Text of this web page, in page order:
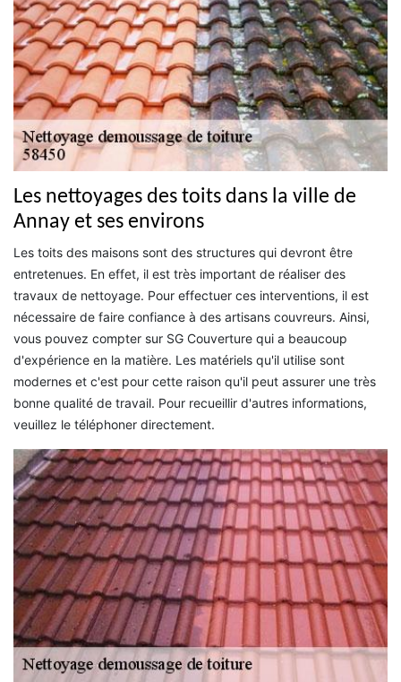
Les nettoyages des toits dans la ville de
Annay et ses environs
Les toits des maisons sont des structures qui devront être
entretenues. En effet, il est très important de réaliser des
travaux de nettoyage. Pour effectuer ces interventions, il est
nécessaire de faire confiance à des artisans couvreurs. Ainsi,
vous pouvez compter sur SG Couverture qui a beaucoup
d'expérience en la matière. Les matériels qu'il utilise sont
modernes et c'est pour cette raison qu'il peut assurer une très
bonne qualité de travail. Pour recueillir d'autres informations,
veuillez le téléphoner directement.